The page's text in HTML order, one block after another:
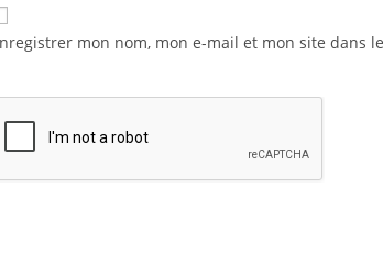
mon nom, mon e-mail et mon site dans